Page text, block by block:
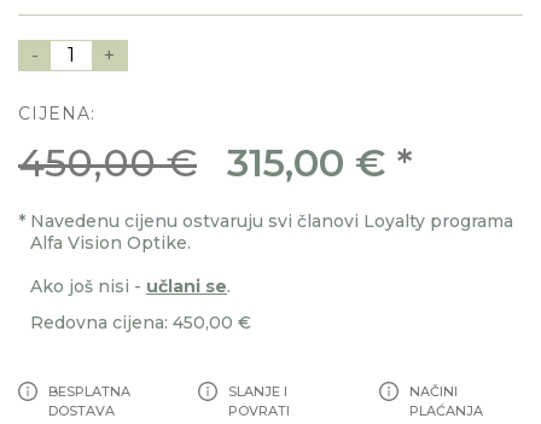
- 1 +
CIJENA:
450,00 € 315,00 € *
* Navedenu cijenu ostvaruju svi članovi Loyalty programa
Alfa Vision Optike.
Ako još nisi - učlani se.
Redovna cijena: 450,00 €
BESPLATNA
DOSTAVA
SLANJE I
POVRATI
NAČINI
PLAĆANJA